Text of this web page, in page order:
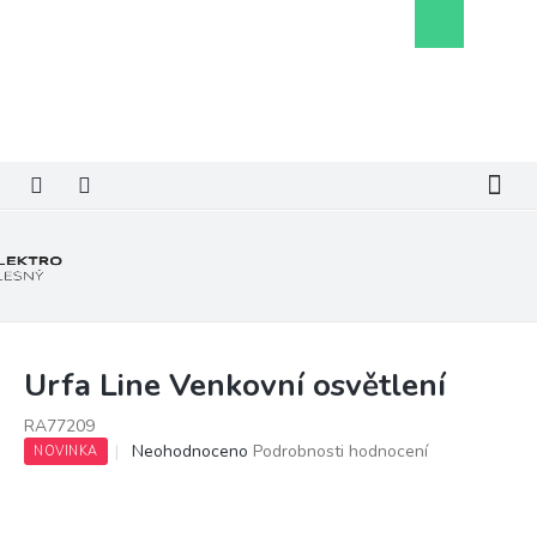
košík
Urfa Line Venkovní osvětlení
RA77209
NOVINKA
Průměrné
Neohodnoceno Podrobnosti hodnocení